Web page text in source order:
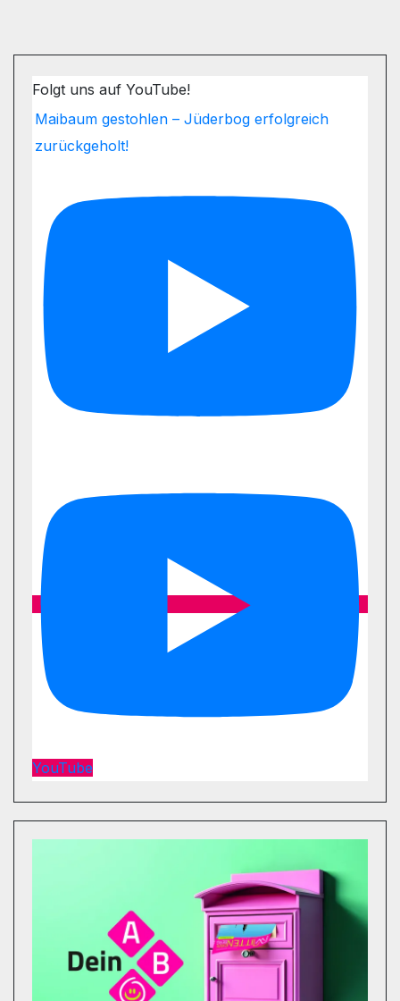
Folgt uns auf YouTube!
Maibaum gestohlen – Jüderbog erfolgreich
zurückgeholt!
YouTube